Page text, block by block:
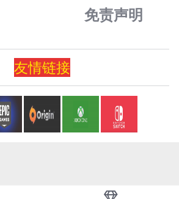
免责声明
友情链接